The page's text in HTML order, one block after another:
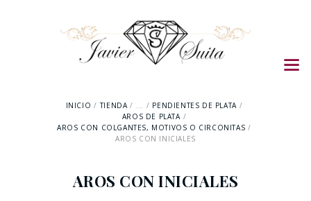
INICIO TIENDA ...
PENDIENTES DE PLATA
AROS DE PLATA
AROS CON COLGANTES, MOTIVOS O CIRCONITAS
AROS CON INICIALES
AROS CON INICIALES